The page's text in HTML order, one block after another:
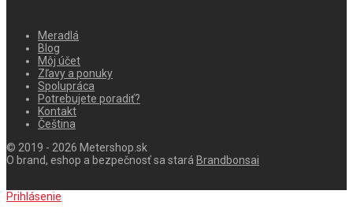
Meradlá
Blog
Môj účet
Zľavy a ponuky
Spolupráca
Potrebujete poradiť?
Kontakt
Čeština
© 2019 - 2026 Metershop.sk
O brand, eshop a bezpečnosť sa stará Brandbonsai
Prihlásenie